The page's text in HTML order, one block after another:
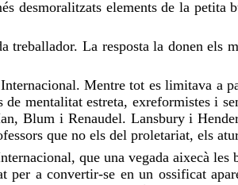
desmoralitzats elements de la petita
treballador. La resposta la donen
Mentre tot es limitava a
mentalitat estreta, exreformistes i
Blum i Renaudel. Lansbury i
que no els del proletariat, els
que una vegada aixecà
per a convertir-se en un ossificat